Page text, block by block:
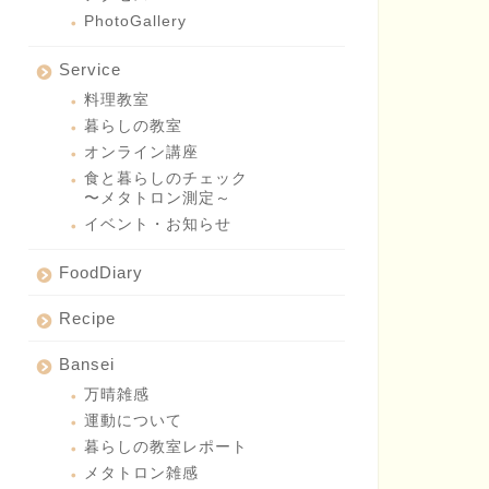
PhotoGallery
Service
料理教室
暮らしの教室
オンライン講座
食と暮らしのチェック
〜メタトロン測定～
イベント・お知らせ
FoodDiary
Recipe
Bansei
万晴雑感
運動について
暮らしの教室レポート
メタトロン雑感